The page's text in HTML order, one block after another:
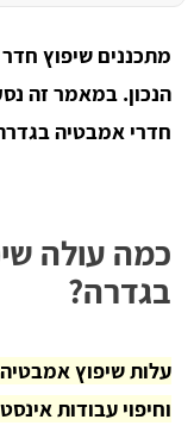
מתכננים שיפוץ
הנכון. במאמר זה
חדרי אמבטיה
כמה עולה
בגדרה?
עלות שיפוץ
וחיפוי עבודות